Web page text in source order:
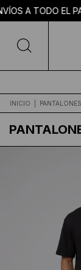
INICIO PANTALONES
-